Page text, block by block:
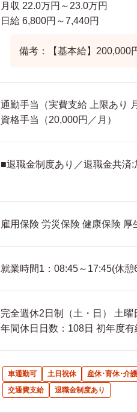
月収 22.0万円～23.0万円
日給 6,800円～7,440円
備考：【基本給】200,000
通勤手当（実費支給 上限あり
資格手当（20,000円／月）
■退職金制度あり／退職金共済:
雇用保険 労災保険 健康保険 厚
就業時間1：08:45～17:45(休憩
完全週休2日制（土・日） 土曜
年間休日日数：108日 初年度
車通勤可 土日祝休 産休･育休･介
交通費支給
退職金制度あり